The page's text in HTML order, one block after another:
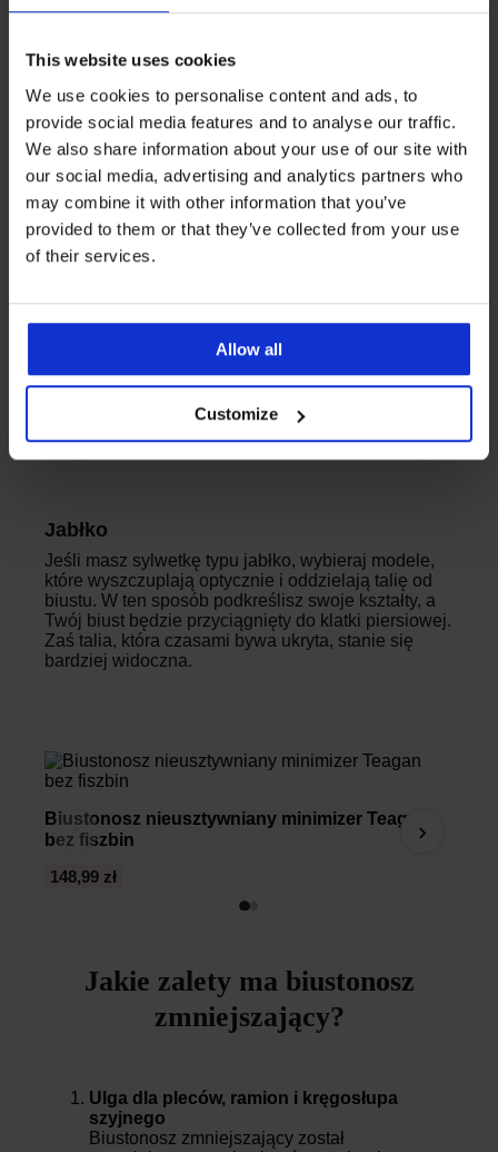
This website uses cookies
We use cookies to personalise content and ads, to
provide social media features and to analyse our traffic.
We also share information about your use of our site with
our social media, advertising and analytics partners who
may combine it with other information that you’ve
provided to them or that they’ve collected from your use
of their services.
Allow all
Customize
W przypadku sylwetki typu trójkąt ważne jest, aby
dekolt był naturalny, jędrny i wyważony względem
bioder. Minimizer powinien raczej dawać podparcie
i modelować. Wybieraj lekkie, nieusztywniane
modele.
Biustonosz Triumph Signature Sheer Minimizer
Jabłko
Jeśli masz sylwetkę typu jabłko, wybieraj modele,
które wyszczuplają optycznie i oddzielają talię od
biustu. W ten sposób podkreślisz swoje kształty, a
Twój biust będzie przyciągnięty do klatki piersiowej.
Zaś talia, która czasami bywa ukryta, stanie się
bardziej widoczna.
‹
Biustonosz nieusztywniany minimizer Teagan
bez fiszbin
148,99 zł
›
Jakie zalety ma biustonosz
zmniejszający?
Ulga dla pleców, ramion i kręgosłupa
szyjnego
Biustonosz zmniejszający został